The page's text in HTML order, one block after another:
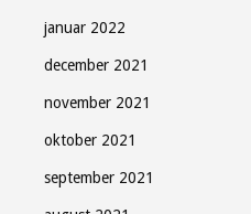
januar 2022
december 2021
november 2021
oktober 2021
september 2021